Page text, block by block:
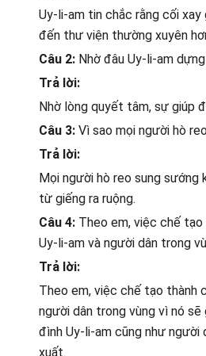
Uy-li-am tin chắc rằng cối
đến thư viện thường xuyên
Câu 2: Nhờ đâu Uy-li-am
Trả lời:
Nhờ lòng quyết tâm, sự giúp
Câu 3: Vì sao mọi người hò
Trả lời:
Mọi người hò reo sung sướng
từ giếng ra ruộng.
Câu 4: Theo em, việc chế
Uy-li-am và người dân trong
Trả lời:
Theo em, việc chế tạo thành
người dân trong vùng vì nó
đình Uy-li-am cũng như người
xuất.